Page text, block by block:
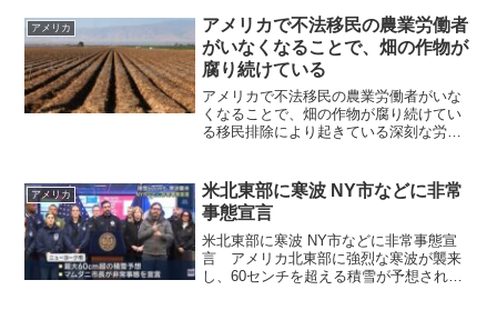
大統領と赤沢経済再生担当相が面会して
いる写真を公開しました...
アメリカ
アメリカで不法移民の農業労働者
がいなくなることで、畑の作物が
腐り続けている
アメリカで不法移民の農業労働者がいな
くなることで、畑の作物が腐り続けてい
る移民排除により起きている深刻な労働
強制送還などが積極的に進められていま
すが、これは、人権云...
アメリカ
米北東部に寒波 NY市などに非常
事態宣言
米北東部に寒波 NY市などに非常事態宣
言 アメリカ北東部に強烈な寒波が襲来
し、60センチを超える積雪が予想される